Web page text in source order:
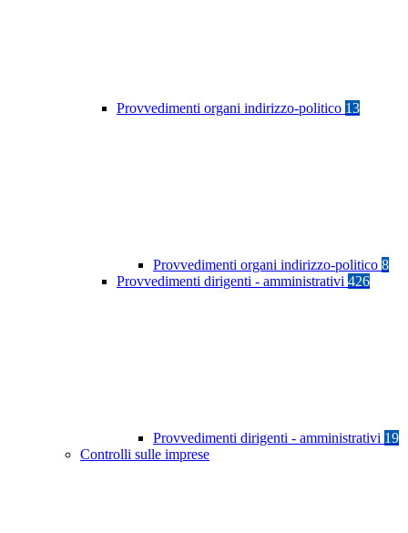
Provvedimenti organi indirizzo-politico 13
Provvedimenti organi indirizzo-politico 8
Provvedimenti dirigenti - amministrativi 426
Provvedimenti dirigenti - amministrativi 19
Controlli sulle imprese